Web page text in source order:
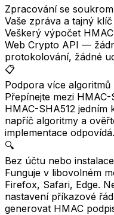
Zpracování se
Vaše zpráva a tajný
Veškerý výpočet
Web Crypto API —
protokolování, žádné
📋
Podpora více algoritmů
Přepínejte mezi
HMAC-SHA512
napříč algoritmy a
implementace odpovídá.
🔍
Bez účtu nebo instalace
Funguje v libovolném
Firefox, Safari, Edge.
nastavení příkazové
generovat HMAC